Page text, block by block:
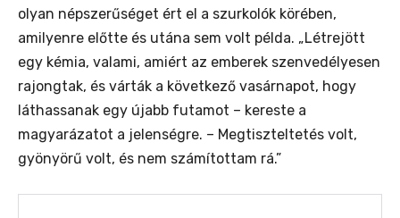
olyan népszerűséget ért el a szurkolók körében,
amilyenre előtte és utána sem volt példa. „Létrejött
egy kémia, valami, amiért az emberek szenvedélyesen
rajongtak, és várták a következő vasárnapot, hogy
láthassanak egy újabb futamot – kereste a
magyarázatot a jelenségre. – Megtiszteltetés volt,
gyönyörű volt, és nem számítottam rá.”